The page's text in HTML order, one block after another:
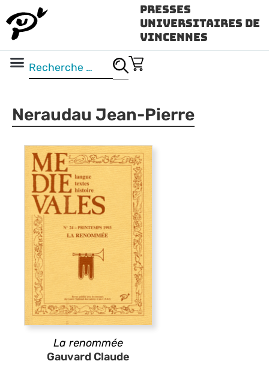
Presses
Universitaires de
Vincennes
Neraudau Jean-Pierre
La renommée
Gauvard Claude